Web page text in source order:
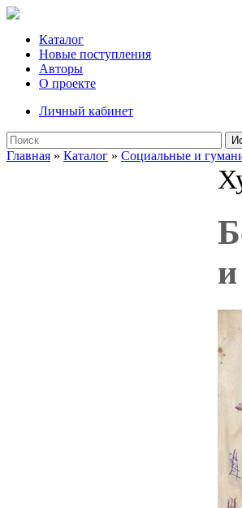
Каталог
Новые поступления
Авторы
О проекте
Личный кабинет
Главная » Каталог » Социальные и